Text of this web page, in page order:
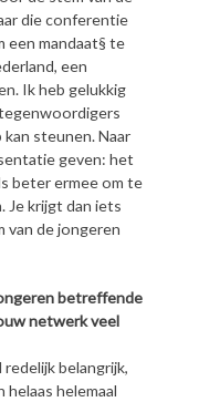
die conferentie
een mandaat§ te
een
Ik heb gelukkig
kan steunen. Naar
geven: het
beter ermee om te
Je krijgt dan iets
van de jongeren
betreffende
netwerk veel
belangrijk,
helemaal